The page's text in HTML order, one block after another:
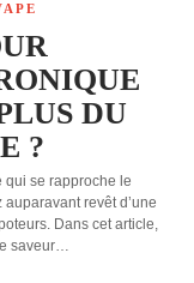
DU
?
qui se rapproche le
revêt d’une
Dans cet article,
saveur…